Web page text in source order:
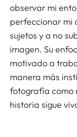
observar mi
perfeccionar mi
sujetos y a no
imagen. Su
motivado a
manera más
fotografía como
historia sigue